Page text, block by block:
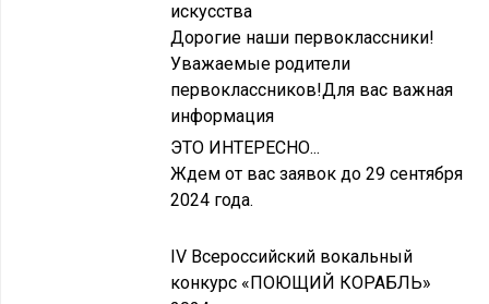
искусства
Дорогие наши первоклассники!
Уважаемые родители
первоклассников!Для вас важная
информация
ЭТО ИНТЕРЕСНО...
Ждем от вас заявок до 29 сентября
2024 года.
IV Всероссийский вокальный
конкурс «ПОЮЩИЙ КОРАБЛЬ»